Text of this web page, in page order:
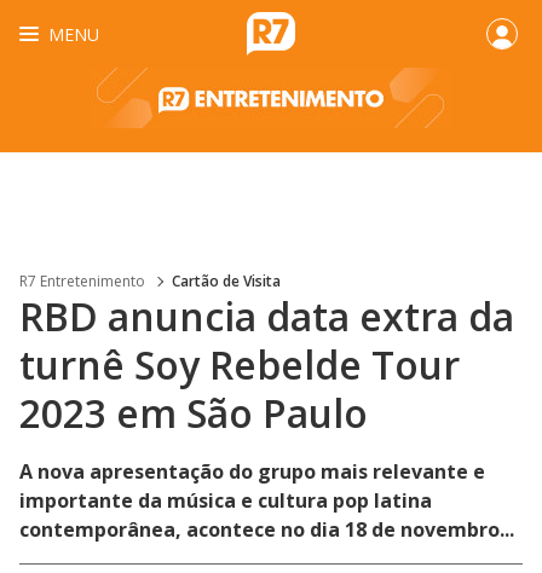
MENU
R7 Entretenimento Cartão de Visita
RBD anuncia data extra da
turnê Soy Rebelde Tour
2023 em São Paulo
A nova apresentação do grupo mais relevante e
importante da música e cultura pop latina
contemporânea, acontece no dia 18 de novembro...